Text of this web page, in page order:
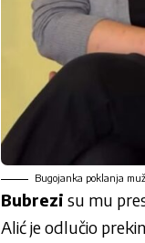
Bugojanka poklanja
Bubrezi su mu
Alić je odlučio